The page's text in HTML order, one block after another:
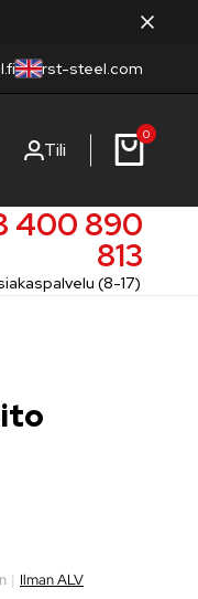
rst-steel.com
Tili
0
400 890
813
(8-17)
| Ilman ALV